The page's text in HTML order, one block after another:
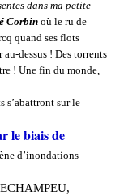
dans ma petite
Corbinoù le ru de
quand ses flots
dessus ! Des torrents
! Une fin du monde,
s’abattront sur le
le biais de
d’inondations